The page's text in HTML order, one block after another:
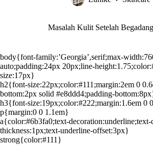
Masalah Kulit Setelah Begadang
body{font-family:’Georgia’,serif;max-
auto;padding:24px 20px;line-
size:17px}
h2{font-size:22px;color:#111;margin:2em 0
bottom:2px solid #e8ddd4;padding-
h3{font-size:19px;color:#222;margin:1.6em 0
p{margin:0 0 1.1em}
a{color:#6b3fa0;text-decoration:underline;text-
thickness:1px;text-underline-offset:3px}
strong{color:#111}